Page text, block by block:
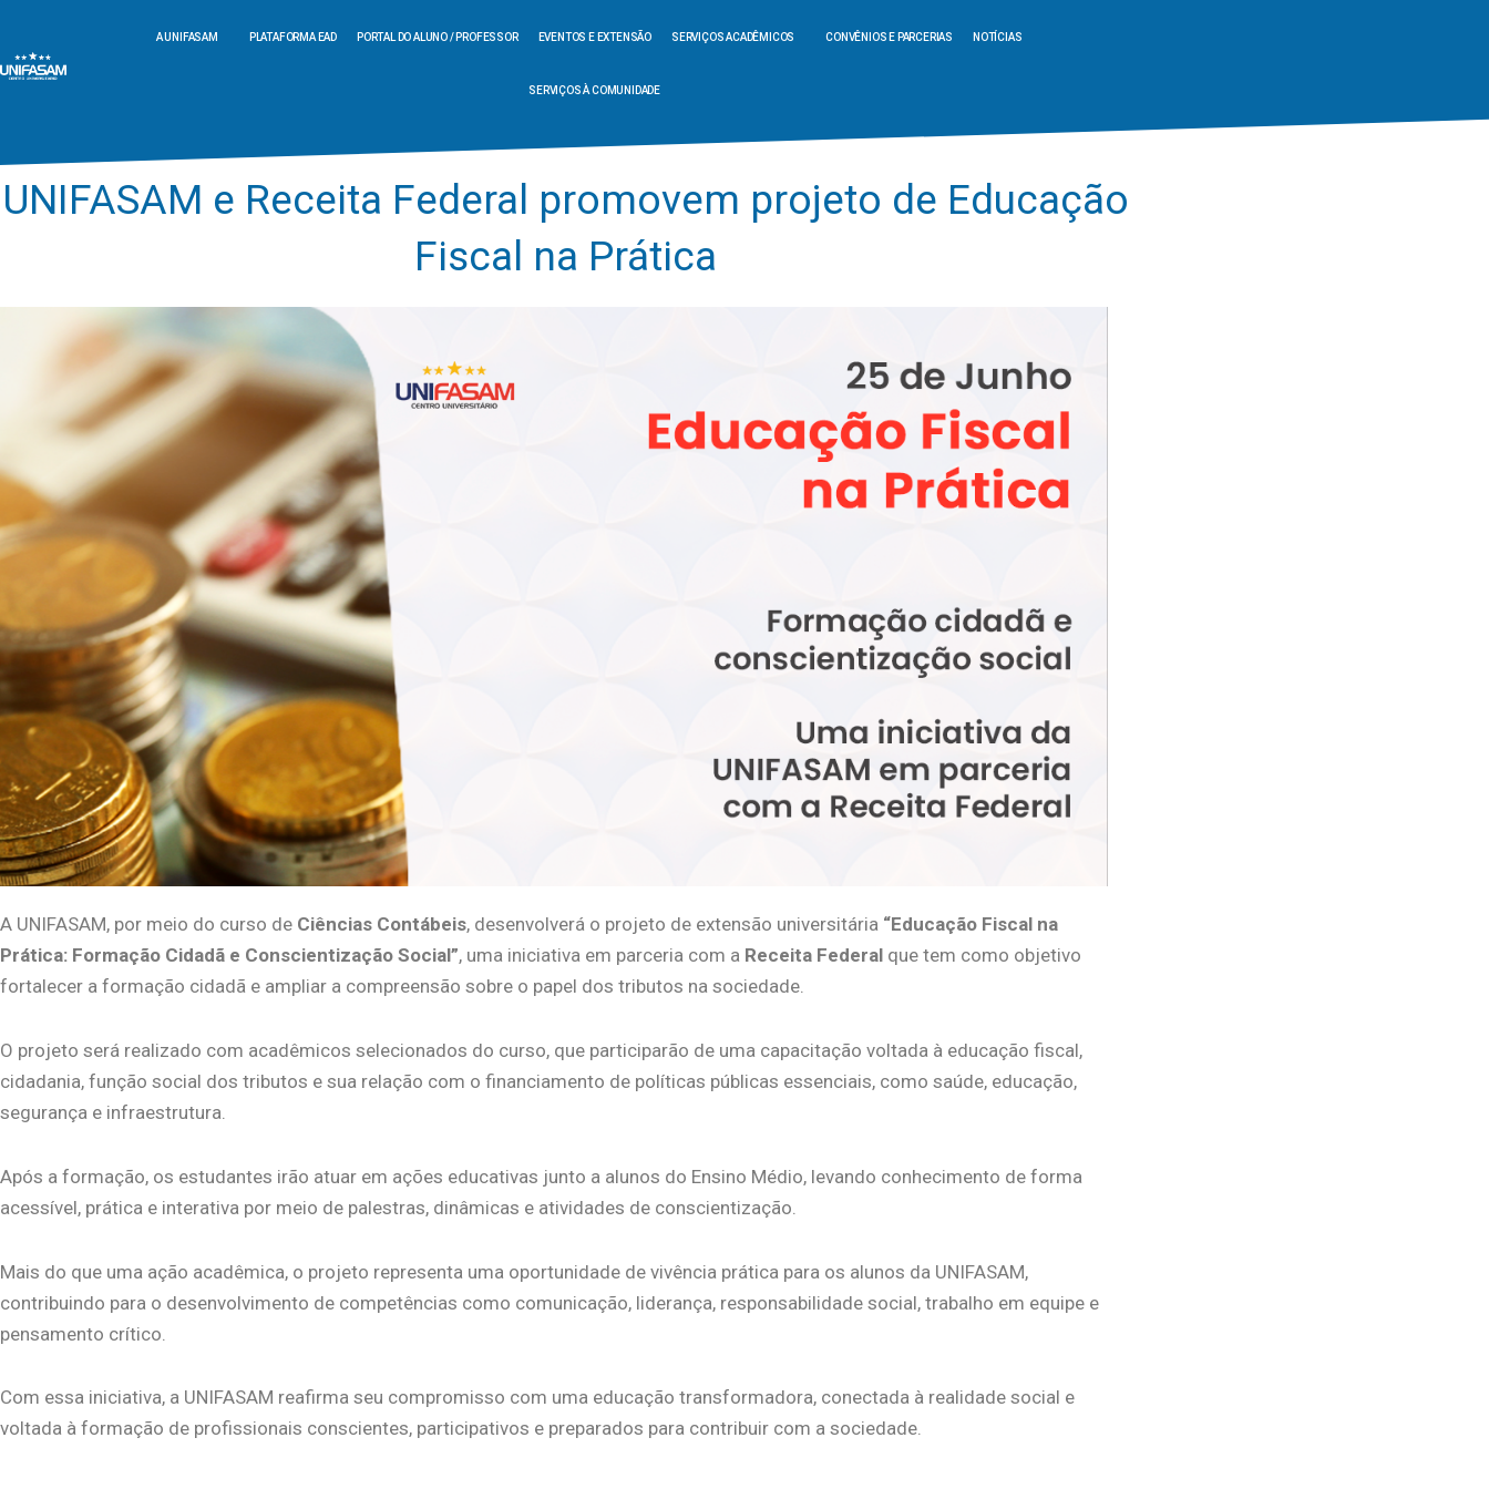
A UNIFASAM PLATAFORMA EAD PORTAL DO ALUNO / PROFESSOR EVENTOS E EXTENSÃO SERVIÇOS ACADÊMICOS CONVÊNIOS E PARCERIAS NOTÍCIAS
SERVIÇOS À COMUNIDADE
UNIFASAM e Receita Federal promovem projeto de Educação
Fiscal na Prática
A UNIFASAM, por meio do curso de Ciências Contábeis, desenvolverá o projeto de extensão universitária “Educação Fiscal na
Prática: Formação Cidadã e Conscientização Social”, uma iniciativa em parceria com a Receita Federal que tem como objetivo
fortalecer a formação cidadã e ampliar a compreensão sobre o papel dos tributos na sociedade.
O projeto será realizado com acadêmicos selecionados do curso, que participarão de uma capacitação voltada à educação fiscal,
cidadania, função social dos tributos e sua relação com o financiamento de políticas públicas essenciais, como saúde, educação,
segurança e infraestrutura.
Após a formação, os estudantes irão atuar em ações educativas junto a alunos do Ensino Médio, levando conhecimento de forma
acessível, prática e interativa por meio de palestras, dinâmicas e atividades de conscientização.
Mais do que uma ação acadêmica, o projeto representa uma oportunidade de vivência prática para os alunos da UNIFASAM,
contribuindo para o desenvolvimento de competências como comunicação, liderança, responsabilidade social, trabalho em equipe e
pensamento crítico.
Com essa iniciativa, a UNIFASAM reafirma seu compromisso com uma educação transformadora, conectada à realidade social e
voltada à formação de profissionais conscientes, participativos e preparados para contribuir com a sociedade.